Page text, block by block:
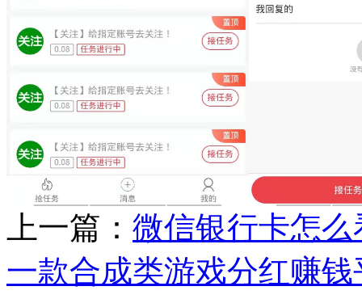
上一篇： 微信银行卡怎
一款合成类游戏分红赚钱